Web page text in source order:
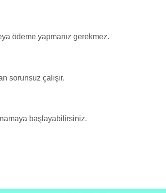
ödeme yapmanız gerekmez.
sorunsuz çalışır.
başlayabilirsiniz.